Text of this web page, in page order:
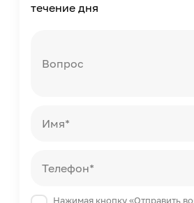
течение дня
Вопрос
Имя*
Телефон*
Нажимая кнопку «Отправить